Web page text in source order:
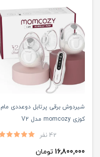
شیردوش برقی پرتابل دوعددی مام
کوزی momcozy مدل V2
42 نفر
16,800,000 تومان